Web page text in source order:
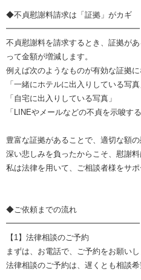
◆不貞慰謝料請求は「証拠」がカギ
━━━━━━━━━━━━━━━━━
不貞慰謝料を請求するとき、証拠が
って金額が増減します。
例えば次のようなものが有効な証拠に
「一緒にホテルに出入りしている写真
「自宅に出入りしている写真」
「LINEやメールなどの不貞を示唆す
豊富な証拠があることで、適切な額の
深い悲しみを負ったからこそ、慰謝
私は法律を用いて、ご相談者様をサポ
◆ご依頼までの流れ
━━━━━━━━━━━━━━━━━
【1】法律相談のご予約
まずは、お電話で、ご予約をお願いし
法律相談のご予約は、遅くとも相談